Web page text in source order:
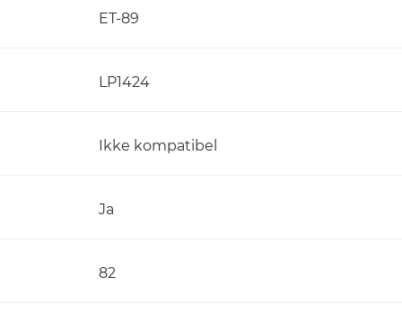
ET-89
LP1424
Ikke kompatibel
Ja
82